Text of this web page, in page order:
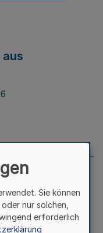
vom
Sie können
nur solchen,
erforderlich